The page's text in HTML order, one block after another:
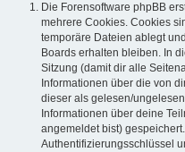
Die Forensoftware phpBB
mehrere Cookies. Cookies
temporäre Dateien ablegt
Boards erhalten bleiben. In
Sitzung (damit dir alle
Informationen über die von
dieser als gelesen/
Informationen über deine
angemeldet bist)
Authentifizierungsschlüssel